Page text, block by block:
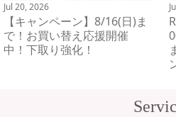
Jul 20, 2026
【キャンペーン】8/16(日)ま
で！お買い替え応援開催
中！下取り強化！